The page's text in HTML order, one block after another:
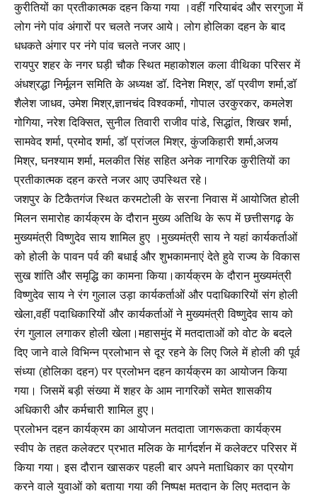
कुरीतियों का प्रतीकात्मक दहन किया गया ।वहीं गरियाबंद और सरगुजा में
लोग नंगे पांव अंगारों पर चलते नजर आये। लोग होलिका दहन के बाद
धधकते अंगार पर नंगे पांव चलते नजर आए।
रायपुर शहर के नगर घड़ी चौक स्थित महाकोशल कला वीथिका परिसर में
अंधश्रद्धा निर्मूलन समिति के अध्यक्ष डॉ. दिनेश मिश्र, डॉ प्रवीण शर्मा,डॉ
शैलेश जाधव, उमेश मिश्र,ज्ञानचंद विश्वकर्मा, गोपाल उरकुरकर, कमलेश
गोगिया, नरेश दिक्सित, सुनील तिवारी राजीव पांडे, सिद्धांत, शिखर शर्मा,
सामवेद शर्मा, प्रमोद शर्मा, डॉ प्रांजल मिश्र, कुंजकिहारी शर्मा,अजय
मिश्र, घनश्याम शर्मा, मलकीत सिंह सहित अनेक नागरिक कुरीतियों का
प्रतीकात्मक दहन करते नजर आए उपस्थित रहे।
जशपुर के टिकैतगंज स्थित करमटोली के सरना निवास में आयोजित होली
मिलन समारोह कार्यक्रम के दौरान मुख्य अतिथि के रूप में छत्तीसगढ़ के
मुख्यमंत्री विष्णुदेव साय शामिल हुए ।मुख्यमंत्री साय ने यहां कार्यकर्ताओं
को होली के पावन पर्व की बधाई और शुभकामनाएं देते हुवे राज्य के विकास
सुख शांति और समृद्धि का कामना किया।कार्यक्रम के दौरान मुख्यमंत्री
विष्णुदेव साय ने रंग गुलाल उड़ा कार्यकर्ताओं और पदाधिकारियों संग होली
खेला,वहीं पदाधिकारियों और कार्यकर्ताओं ने मुख्यमंत्री विष्णुदेव साय को
रंग गुलाल लगाकर होली खेला।महासमुंद में मतदाताओं को वोट के बदले
दिए जाने वाले विभिन्न प्रलोभान से दूर रहने के लिए जिले में होली की पूर्व
संध्या (होलिका दहन) पर प्रलोभन दहन कार्यक्रम का आयोजन किया
गया। जिसमें बड़ी संख्या में शहर के आम नागरिकों समेत शासकीय
अधिकारी और कर्मचारी शामिल हुए।
प्रलोभन दहन कार्यक्रम का आयोजन मतदाता जागरूकता कार्यक्रम
स्वीप के तहत कलेक्टर प्रभात मलिक के मार्गदर्शन में कलेक्टर परिसर में
किया गया। इस दौरान खासकर पहली बार अपने मताधिकार का प्रयोग
करने वाले युवाओं को बताया गया की निष्पक्ष मतदान के लिए मतदान के